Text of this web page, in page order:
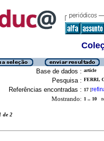
Base de dados : article
Pesquisa : FERRI,
Referências encontradas : 17 [
Mostrando: 1 .. 10
de 2